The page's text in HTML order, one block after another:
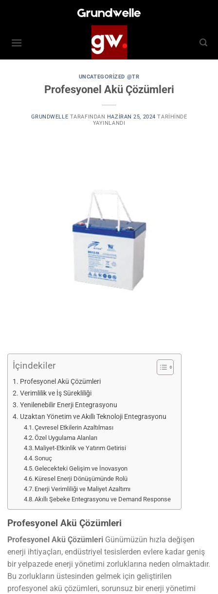
UNCATEGORIZED @TR
Profesyonel Akü Çözümleri
GRUNDWELLE TARAFINDAN HAZIRAN 25, 2024 TARIHINDE
YAYINLANDI
İçindekiler
Profesyonel Akü Çözümleri
Verimlilik ve İş Sürekliliği
Yenilenebilir Enerji Entegrasyonu
Uzaktan Yönetim ve Akıllı Teknoloji Entegrasyonu
Çevresel Etkilerin Azaltılması
Özel Uygulama Alanları
Maliyet-Etkinlik ve Yatırım Getirisi
Sonuç
Gelecekteki Gelişim ve İnovasyon
Küresel Enerji Dönüşümünde Rolü
Enerji Verimliliği ve Maliyet Azaltımı
Akıllı Şebeke Entegrasyonu ve Demand Response
Profesyonel Akü Çözümleri
Profesyonel Akü Çözümleri Günümüzün hızla değişen
enerji ihtiyaçları, endüstriyel tesislerden evlere kadar geniş
bir yelpazede enerji yönetimi zorluklarına neden olmaktadır.
Bu zorlukların üstesinden gelmek için geliştirilen
profesyonel akü çözümleri, sorunsuz bir enerji yönetimi